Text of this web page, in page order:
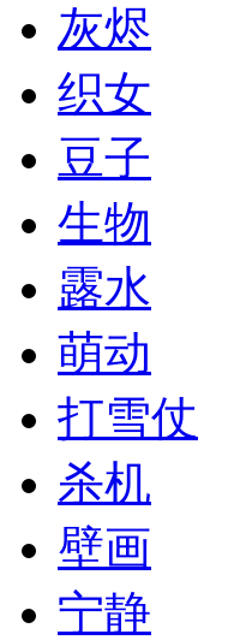
灰烬
织女
豆子
生物
露水
萌动
打雪仗
杀机
壁画
宁静